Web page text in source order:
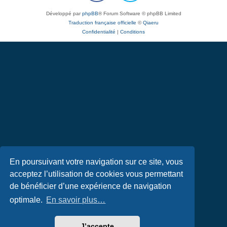
En poursuivant votre navigation sur ce site, vous
acceptez l’utilisation de cookies vous permettant
de bénéficier d’une expérience de navigation
optimale. En savoir plus…
Développé parphpBB® Forum Software © phpBB Limited
Traduction française officielle ©Qiaeru
Confidentialité | Conditions